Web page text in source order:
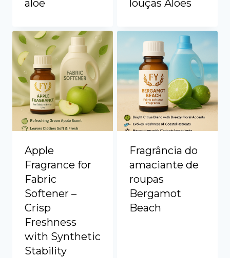
aloe
louças Aloes
Apple
Fragrance for
Fabric
Softener –
Crisp
Freshness
with Synthetic
Stability
Fragrância do
amaciante de
roupas
Bergamot
Beach
Vietnamese